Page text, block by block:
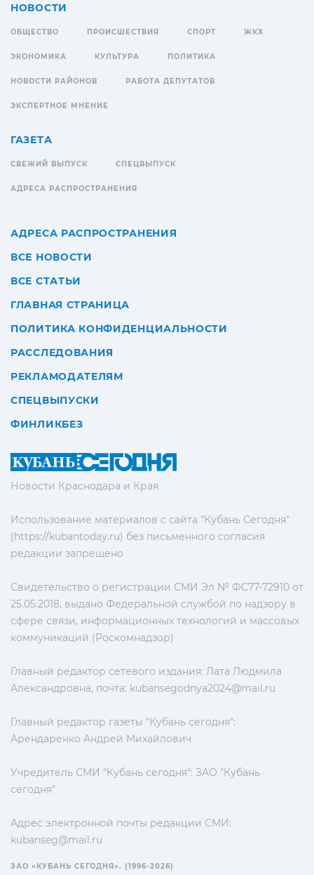
Новости Краснодара и Края
Использование материалов с сайта "Кубань Сегодня"
(https://kubantoday.ru) без письменного согласия
редакции запрещено
Свидетельство о регистрации СМИ Эл № ФС77-72910 от
25.05.2018, выдано Федеральной службой по надзору в
сфере связи, информационных технологий и массовых
коммуникаций (Роскомнадзор)
Главный редактор сетевого издания: Лата Людмила
Александровна, почта: kubansegodnya2024@mail.ru
Главный редактор газеты "Кубань сегодня":
Арендаренко Андрей Михайлович
Учредитель СМИ "Кубань сегодня": ЗАО "Кубань
сегодня"
Адрес электронной почты редакции СМИ:
kubanseg@mail.ru
НОВОСТИ
ОБЩЕСТВО ПРОИСШЕСТВИЯ СПОРТ ЖКХ
ЭКОНОМИКА КУЛЬТУРА ПОЛИТИКА
НОВОСТИ РАЙОНОВ РАБОТА ДЕПУТАТОВ
ЭКСПЕРТНОЕ МНЕНИЕ
ГАЗЕТА
СВЕЖИЙ ВЫПУСК СПЕЦВЫПУСК
АДРЕСА РАСПРОСТРАНЕНИЯ
АДРЕСА РАСПРОСТРАНЕНИЯ
ВСЕ НОВОСТИ
ВСЕ СТАТЬИ
ГЛАВНАЯ СТРАНИЦА
ПОЛИТИКА КОНФИДЕНЦИАЛЬНОСТИ
РАССЛЕДОВАНИЯ
РЕКЛАМОДАТЕЛЯМ
СПЕЦВЫПУСКИ
ФИНЛИКБЕЗ
ЗАО «КУБАНЬ СЕГОДНЯ». (1996-2026)